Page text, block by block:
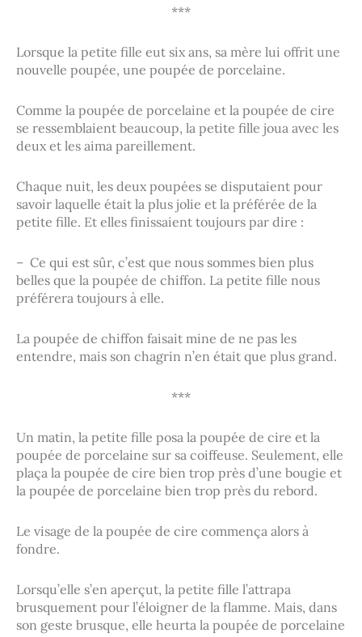
***
Lorsque la petite fille eut six ans, sa mère lui offrit une
nouvelle poupée, une poupée de porcelaine.
Comme la poupée de porcelaine et la poupée de cire
se ressemblaient beaucoup, la petite fille joua avec les
deux et les aima pareillement.
Chaque nuit, les deux poupées se disputaient pour
savoir laquelle était la plus jolie et la préférée de la
petite fille. Et elles finissaient toujours par dire :
– Ce qui est sûr, c’est que nous sommes bien plus
belles que la poupée de chiffon. La petite fille nous
préférera toujours à elle.
La poupée de chiffon faisait mine de ne pas les
entendre, mais son chagrin n’en était que plus grand.
***
Un matin, la petite fille posa la poupée de cire et la
poupée de porcelaine sur sa coiffeuse. Seulement, elle
plaça la poupée de cire bien trop près d’une bougie et
la poupée de porcelaine bien trop près du rebord.
Le visage de la poupée de cire commença alors à
fondre.
Lorsqu’elle s’en aperçut, la petite fille l’attrapa
brusquement pour l’éloigner de la flamme. Mais, dans
son geste brusque, elle heurta la poupée de porcelaine